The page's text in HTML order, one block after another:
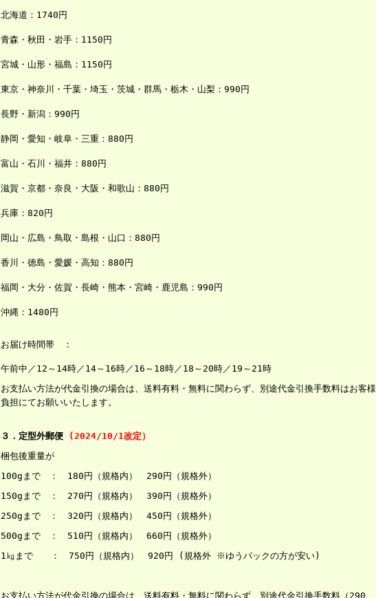
北海道：1740円
青森・秋田・岩手：1150 円
宮城・山形・福島：1150円
東京・神奈川・千葉・埼玉・茨城・群馬・栃木・山梨：990円
長野・新潟：990円
静岡・愛知・岐阜・三重：880円
富山・石川・福井：880円
滋賀・京都・奈良・大阪・和歌山：880円
兵庫：820円
岡山・広島・鳥取・島根・山口：880円
香川・徳島・愛媛・高知：880円
福岡・大分・佐賀・長崎・熊本・宮崎・鹿児島：990円
沖縄：1480円
お届け時間帯 ：
午前中／12～14時／14～16時／16～18時／18～20時／19～21時
お支払い方法が代金引換の場合は、送料有料・無料に関わらず、別途代金引換手数料はお客様
負担にてお願いいたします。
３．定型外郵便
(2024/10/1改定）
梱包後重量が
100gまで ： 180円（規格内） 290円（規格外）
150g まで ： 270円（規格内） 390円（規格外）
250gまで ： 320円（規格内） 450円（規格外）
500gまで ： 510円（規格内） 660円（規格外）
1㎏まで ： 750円（規格内） 920円 (規格外 ※ゆうパックの方が安い)
お支払い方法が代金引換の場合は、送料有料・無料に関わらず、別途代金引換手数料（290